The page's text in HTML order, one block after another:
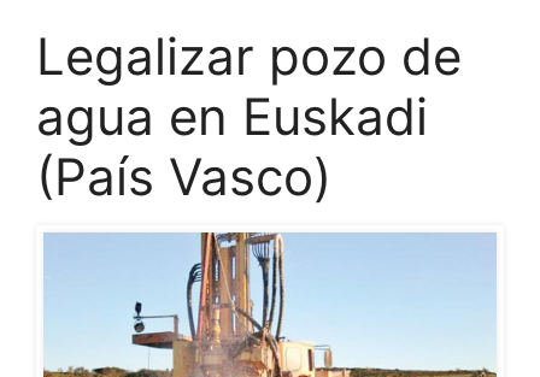
Legalizar pozo de
agua en Euskadi
(País Vasco)